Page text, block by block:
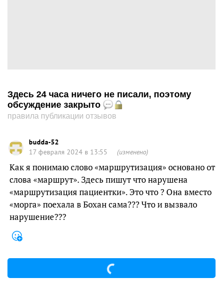
Здесь 24 часа ничего не писали, поэтому
обсуждение закрыто
правила публикации отзывов
budda-52
17 февраля 2024 в 13:55
(изменено)
Как я понимаю слово «маршрутизация» основано от
слова «маршрут». Здесь пишут что нарушена
«маршрутизация пациентки». Это что ? Она вместо
«морга» поехала в Бохан сама??? Что и вызвало
нарушение???